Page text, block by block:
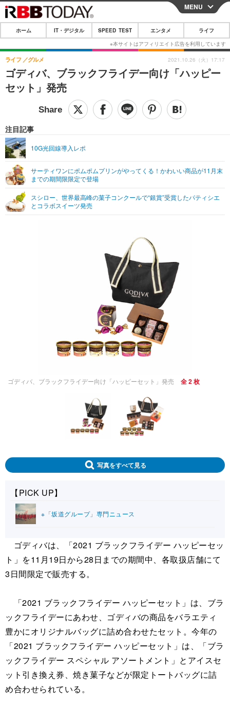
CLOSE
ホーム
IT・デジタル
IT・デジタルTOP スマートフォン
ショッピング その他
SPEED TEST
エンタメTOP 映画・ドラマ
グラビア
ショッピング その他
ライフTOP
その他
リリース一覧
プッシュ通知の停止方法
MENU
ホーム IT・デジタル SPEED TEST エンタメ ライフ
ゴディバ、ブラックフライデー向け「ハッピー
セット」発売
ライフ グルメ
注目記事
10G光回線導入レポ
サーティワンにポムポムプリンがやってくる！かわいい商品が11月末
までの期間限限定で登場
スシロー、世界最高峰の菓子コンクールで“銀賞”受賞したパティシエ
とコラボスイーツ発売
2021.10.26（火）17:17
ゴディバ、ブラックフライデー向け「ハッピーセット」発売 全 2 枚
写真をすべて見る
【PICK UP】
※「坂道グループ」専門ニュース
ゴディバは、「2021 ブラックフライデー ハッピーセッ
ト」を11月19日から28日までの期間中、各取扱店舗にて
3日間限定で販売する。
「2021 ブラックフライデー ハッピーセット」は、ブラ
ックフライデーにあわせ、ゴディバの商品をバラエティ
豊かにオリジナルバッグに詰め合わせたセット。今年の
「2021 ブラックフライデー ハッピーセット」は、「ブラ
ックフライデー スペシャル アソートメント」とアイスセ
ット引き換え券、焼き菓子などが限定トートバッグに詰
め合わせられている。